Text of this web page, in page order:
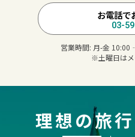
お電話で
03-
営業時間: 月-金
※土曜日は
理想の旅